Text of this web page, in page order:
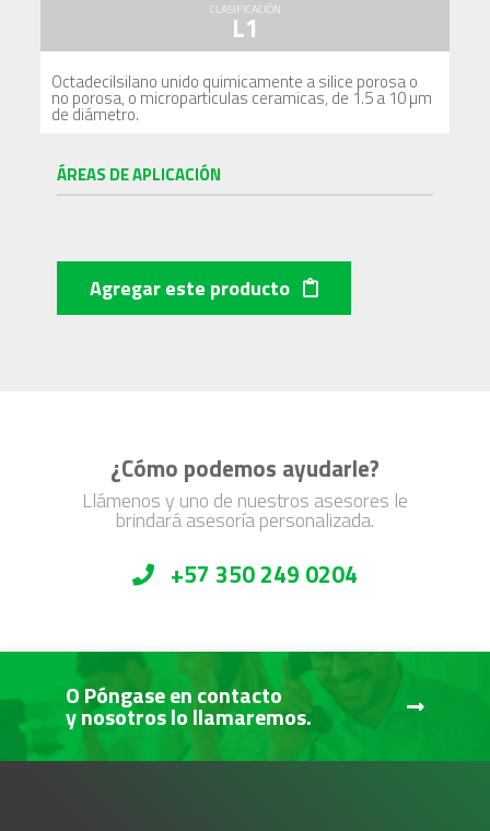
CLASIFICACIÓN
L1
Octadecilsilano unido quimicamente a silice porosa o
no porosa, o microparticulas ceramicas, de 1.5 a 10 µm
de diámetro.
ÁREAS DE APLICACIÓN
Agregar este producto
¿Cómo podemos ayudarle?
Llámenos y uno de nuestros asesores le
brindará asesoría personalizada.
+57 350 249 0204
O Póngase en contacto
y nosotros lo llamaremos.